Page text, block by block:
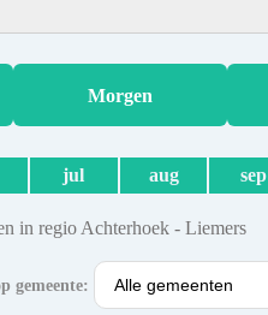
Morgen
jul aug sep
in regio Achterhoek - Liemers
gemeente: